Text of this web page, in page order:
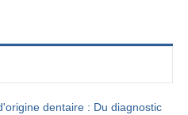
dentaire : Du diagnostic